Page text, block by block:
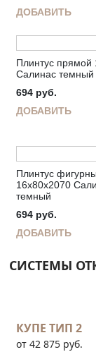
ДОБАВИТЬ
Плинтус прямой
Салинас темный
694 руб.
ДОБАВИТЬ
Плинтус
16х80х2070
темный
694 руб.
ДОБАВИТЬ
СИСТЕМЫ
КУПЕ ТИП 2
от 42 875 руб.